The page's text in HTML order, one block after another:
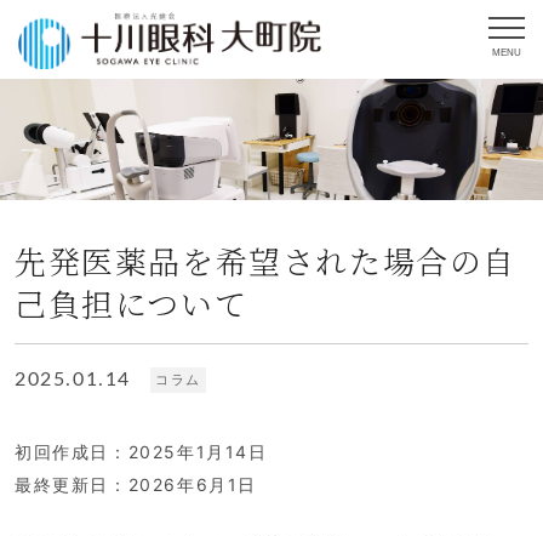
MENU
先発医薬品を希望された場合の自
己負担について
2025.01.14 コラム
初回作成日：2025年1月14日
最終更新日：2026年6月1日